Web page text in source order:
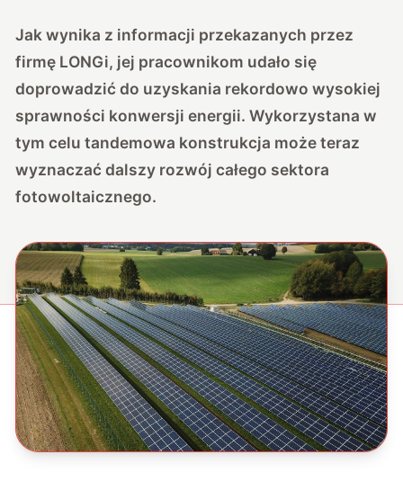
Jak wynika z informacji przekazanych przez
firmę LONGi, jej pracownikom udało się
doprowadzić do uzyskania rekordowo wysokiej
sprawności konwersji energii. Wykorzystana w
tym celu tandemowa konstrukcja może teraz
wyznaczać dalszy rozwój całego sektora
fotowoltaicznego.